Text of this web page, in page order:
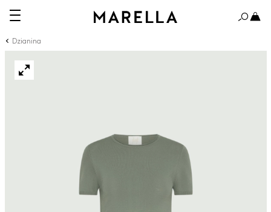
Dzianina